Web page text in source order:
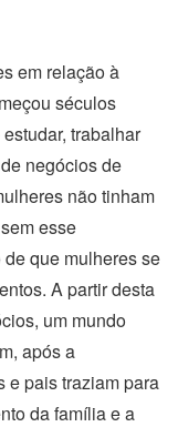
em relação à
séculos
trabalhar
negócios de
não tinham
esse
que mulheres se
A partir desta
um mundo
após a
e pais traziam para
da família e a